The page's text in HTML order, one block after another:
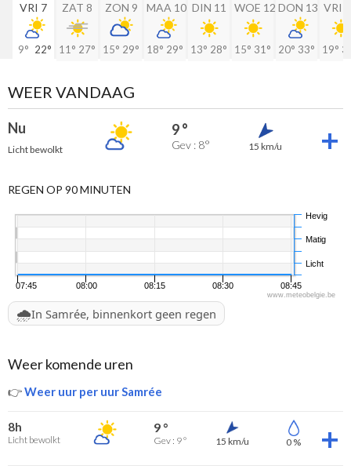
VRI 7
9° 22°
ZAT 8
11° 27°
ZON 9
15° 29°
MAA 10
18° 29°
DIN 11
13° 28°
WOE 12
15° 31°
DON 13
20° 33°
VRI
19°
WEER VANDAAG
Nu
Licht bewolkt
9 °
Gev : 8° 15 km/u
REGEN OP 90 MINUTEN
07:45 08:00 08:15 08:30 08:45
Licht
Matig
Hevig
www.meteobelgie.be
🌧️In Samrée, binnenkort geen regen
Weer komende uren
👉Weer uur per uur Samrée
8h
Licht bewolkt
9 °
Gev : 9 ° 15 km/u 0 %